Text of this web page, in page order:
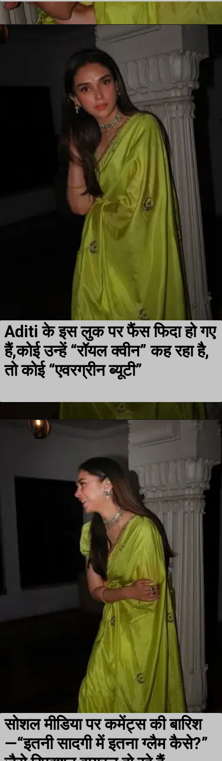
Aditi के इस लुक पर फैंस फिदा हो गए
हैं,कोई उन्हें “रॉयल क्वीन” कह रहा है,
तो कोई “एवरग्रीन ब्यूटी”
सोशल मीडिया पर कमेंट्स की बारिश
—“इतनी सादगी में इतना ग्लैम कैसे?”